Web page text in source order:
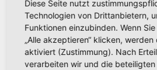
Weiterlesen
Diese Seite nutzt
Technologien von Drittanbietern,
Funktionen einzubinden. Wenn
„Alle akzeptieren“ klicken,
aktiviert (Zustimmung). Nach
verarbeiten wir und die